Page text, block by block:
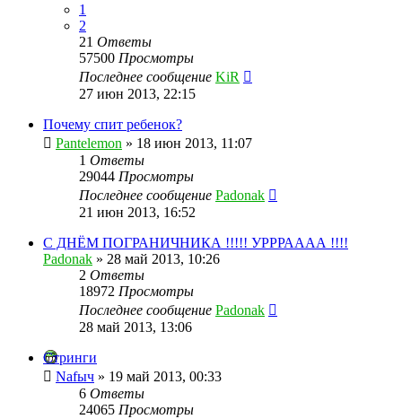
1
2
21 Ответы
57500 Просмотры
Последнее сообщение KiR
27 июн 2013, 22:15
Почему спит ребенок?
Pantelemon » 18 июн 2013, 11:07
1 Ответы
29044 Просмотры
Последнее сообщение Padonak
21 июн 2013, 16:52
С ДНЁМ ПОГРАНИЧНИКА !!!!! УРРРАААА !!!!
Padonak » 28 май 2013, 10:26
2 Ответы
18972 Просмотры
Последнее сообщение Padonak
28 май 2013, 13:06
Стринги
Nafыч » 19 май 2013, 00:33
6 Ответы
24065 Просмотры